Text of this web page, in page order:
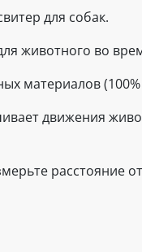
для собак.
животного во
материалов
движения
расстояние